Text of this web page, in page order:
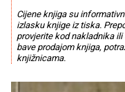
Cijene knjiga su
izlasku knjige iz tiska.
provjerite kod nakladnika
bave prodajom knjiga,
knjižnicama.